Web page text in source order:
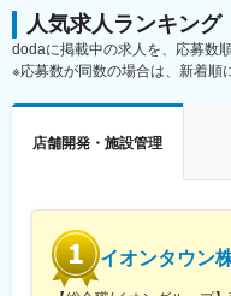
変更の範囲：会社の定
■ポジションについて：
エリアマネージャーの
の職種や役割として勤
に変わりはございませ
介助・レクリエーシ
老人ホーム、障がい
■当社について：
ビオネストグループは
療事業・障がい福祉
人気求人ランキング
dodaに掲載中の求人を、応募数
※応募数が同数の場合は、新着順
店舗開発・施設管理
イオンタウン